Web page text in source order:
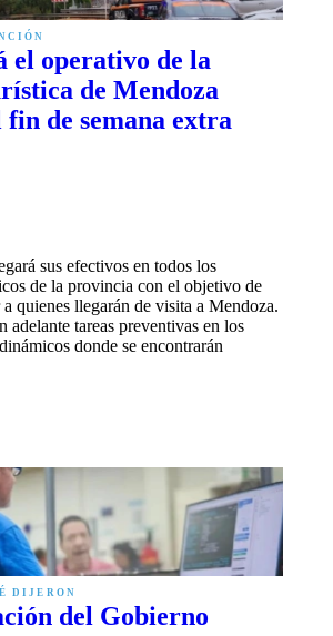
el operativo de la
de Mendoza
de semana extra
sus efectivos en todos los
de la provincia con el objetivo de
a quienes llegarán de visita a Mendoza.
adelante tareas preventivas en los
donde se encontrarán
DIJERON
del Gobierno